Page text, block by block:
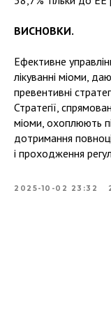
ВИСНОВКИ.
Ефективне
лікуванні міоми,
превентивні
Стратегії,
міоми, охоплюють
дотримання
і проходження
2025-10-02 23:32